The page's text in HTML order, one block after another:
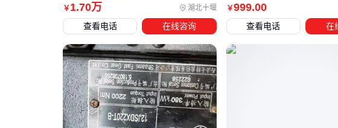
与发动机
维修网络
是否带缓速
￥ 1.70万 湖北十堰
查看电话 在线咨询
￥999.00
查看电话 在